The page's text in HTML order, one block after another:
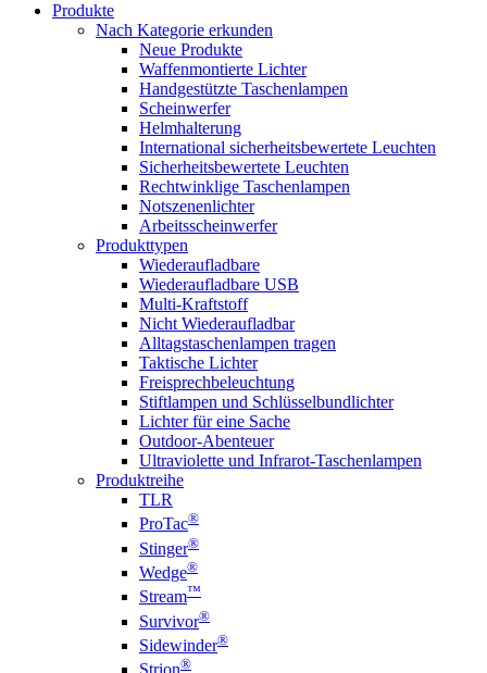
Produkte
Nach Kategorie erkunden
Neue Produkte
Waffenmontierte Lichter
Handgestützte Taschenlampen
Scheinwerfer
Helmhalterung
International sicherheitsbewertete Leuchten
Sicherheitsbewertete Leuchten
Rechtwinklige Taschenlampen
Notszenenlichter
Arbeitsscheinwerfer
Produkttypen
Wiederaufladbare
Wiederaufladbare USB
Multi-Kraftstoff
Nicht Wiederaufladbar
Alltagstaschenlampen tragen
Taktische Lichter
Freisprechbeleuchtung
Stiftlampen und Schlüsselbundlichter
Lichter für eine Sache
Outdoor-Abenteuer
Ultraviolette und Infrarot-Taschenlampen
Produktreihe
TLR
ProTac®
Stinger®
Wedge®
Stream™
Survivor®
Sidewinder®
®